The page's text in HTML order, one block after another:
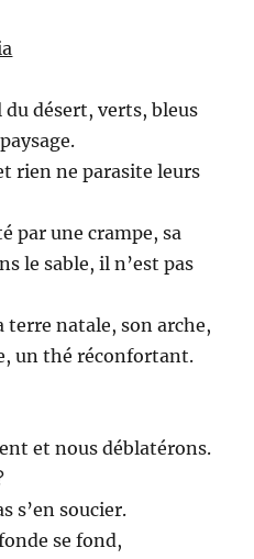
du désert, verts, bleus
rien ne parasite leurs
par une crampe, sa
le sable, il n’est pas
terre natale, son arche,
un thé réconfortant.
et nous déblatérons.
s’en soucier.
se fond,